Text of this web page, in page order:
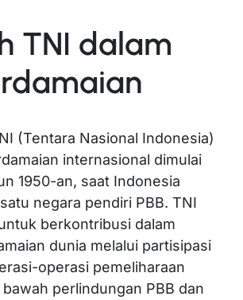
TNI dalam
(Tentara Nasional Indonesia)
internasional dimulai
1950-an, saat Indonesia
negara pendiri PBB. TNI
berkontribusi dalam
dunia melalui partisipasi
operasi pemeliharaan
perlindungan PBB dan